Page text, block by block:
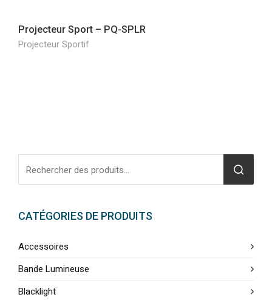
Projecteur Sport – PQ-SPLR
Projecteur Sportif
CATÉGORIES DE PRODUITS
Accessoires
Bande Lumineuse
Blacklight